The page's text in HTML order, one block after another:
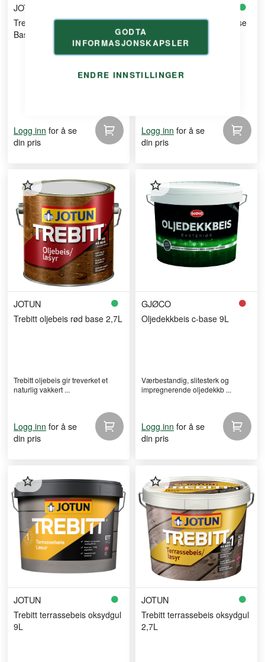
GODTA
INFORMASJONSKAPSLER
ENDRE INNSTILLINGER
JOTUN
Trebitt Matt Oljebeis Gul
Base 9L
Logg inn for å se
din pris
Trebitt Matt Oljebeis C-Base
9L
Logg inn for å se
din pris
JOTUN
Trebitt oljebeis rød base 2,7L
Trebitt oljebeis gir treverket et
naturlig vakkert ...
Logg inn for å se
din pris
GJØCO
Oljedekkbeis c-base 9L
Værbestandig, slitesterk og
impregnerende oljedekkb ...
Logg inn for å se
din pris
JOTUN
Trebitt terrassebeis oksydgul
9L
JOTUN
Trebitt terrassebeis oksydgul
2,7L